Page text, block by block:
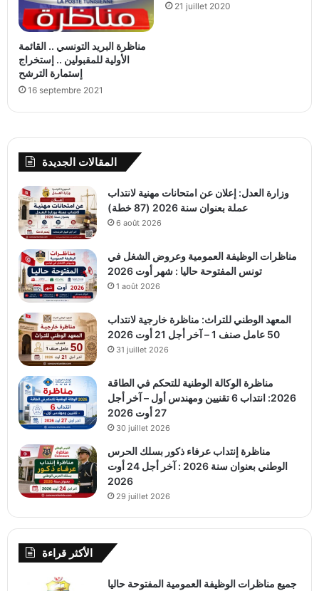
مناظرة البريد التونسي .. القائمة
الأولية للمقبولين .. إستخراج
إستمارة الترشح
16 septembre 2021
21 juillet 2020
المقالات الجديدة
وزارة العدل: إعلان عن امتحانات مهنية لانتداب
عملة بعنوان سنة 2026 (87 خطة)
6 août 2026
مناظرات الوظيفة العمومية وعروض الشغل في
تونس المفتوحة حاليا : شهر أوت 2026
1 août 2026
المعهد الوطني للتراث: مناظرة خارجية لانتداب
50 عامل صنف 1 – آخر أجل 21 أوت 2026
31 juillet 2026
مناظرة الوكالة الوطنية للتحكم في الطاقة
2026: انتداب 6 تقنيين ومهندس أول – آخر أجل
27 أوت 2026
30 juillet 2026
مناظرة إنتداب عرفاء ذكور بسلك الحرس
الوطني بعنوان سنة 2026 : آخر أجل 24 أوت
2026
29 juillet 2026
الأكثر قراءة
جميع مناظرات الوظيفة العمومية المفتوحة حاليا